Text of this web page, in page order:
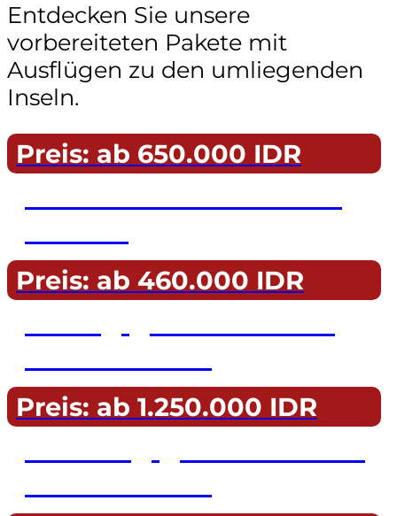
Entdecken Sie unsere
vorbereiteten Pakete mit
Ausflügen zu den umliegenden
Inseln.
Preis: ab 650.000 IDR
Preis: ab 460.000 IDR
Preis: ab 1.250.000 IDR